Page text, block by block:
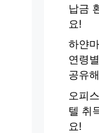
납금
요!
하얀
연령
공유
오피
텔 취
요!